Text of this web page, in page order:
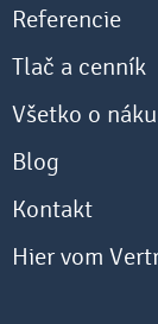
Referencie
Tlač a cenník
Všetko o
Blog
Kontakt
Hier vom